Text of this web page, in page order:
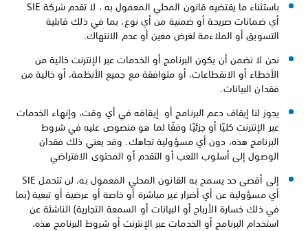
باستثناء ما يقتضيه قانون المحلي المعمول به ، لا تقدم شركة SIE
أي ضمانات صريحة أو ضمنية من أي نوع، بما في ذلك قابلية
التسويق أو الملاءمة لغرض معين أو عدم الانتهاك.
نحن لا نضمن أن يكون البرنامج أو الخدمات عبر الإنترنت خالية من
الأخطاء أو الانقطاعات، أو متوافقة مع جميع الأنظمة، أو خالية من
فقدان البيانات.
يجوز لنا إيقاف دعم البرنامج أو إيقافه في أي وقت، وإنهاء الخدمات
عبر الإنترنت كليًا أو جزئيًا وفقًا لما هو منصوص عليه في شروط
البرنامج هذه، دون أي مسؤولية تجاهك. وقد يعني ذلك فقدان
الوصول إلى أسلوب اللعب أو التقدم أو المحتوى الافتراضي
إلى أقصى حد يسمح به القانون المحلي المعمول به، لن تتحمل SIE
أي مسؤولية عن أي أضرار غير مباشرة أو خاصة أو عرضية أو تبعية (بما
في ذلك خسارة الأرباح أو البيانات أو السمعة التجارية) الناشئة عن
استخدام البرنامج أو الخدمات عبر الإنترنت أو شروط البرنامج هذه،